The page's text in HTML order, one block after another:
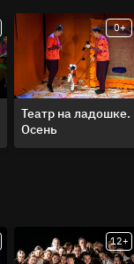
0+
Театр на ладошке.
Осень
12+